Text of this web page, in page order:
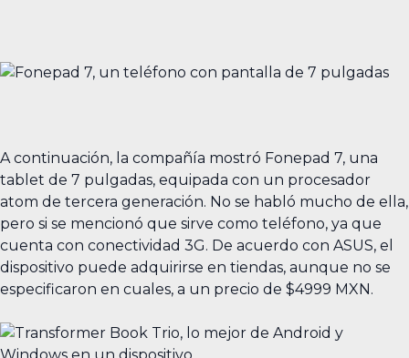
A continuación, la compañía mostró Fonepad 7, una
tablet de 7 pulgadas, equipada con un procesador
atom de tercera generación. No se habló mucho de ella,
pero si se mencionó que sirve como teléfono, ya que
cuenta con conectividad 3G. De acuerdo con ASUS, el
dispositivo puede adquirirse en tiendas, aunque no se
especificaron en cuales, a un precio de $4999 MXN.